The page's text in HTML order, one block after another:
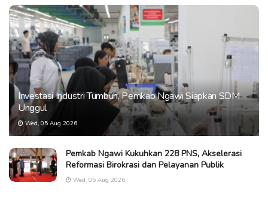
Investasi Industri Tumbuh, Pemkab Ngawi Siapkan SDM
Unggul
Wed, 05 Aug 2026
Pemkab Ngawi Kukuhkan 228 PNS, Akselerasi
Reformasi Birokrasi dan Pelayanan Publik
Wed, 05 Aug 2026